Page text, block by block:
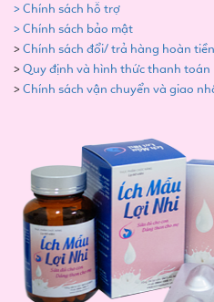
> Chính sách hỗ trợ
> Chính sách bảo mật
>Chính sách đổi/ trả hàng hoàn tiền
>Quy định và hình thức thanh toán
>Chính sách vận chuyển và giao